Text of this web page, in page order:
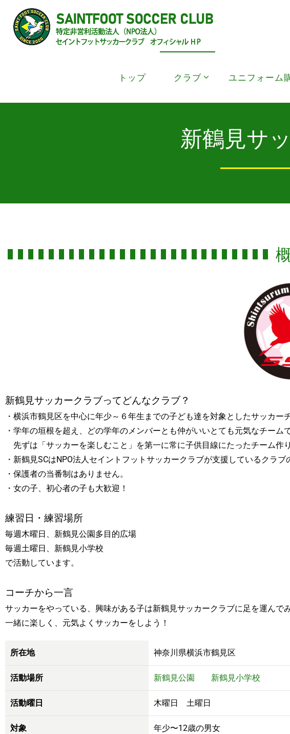
トップ クラブ ユニフォーム
新鶴見サ
新鶴見サッカークラブってどんなクラブ？
・横浜市鶴見区を中心に年少～６年生までの子ども達を対象としたサッカー
・学年の垣根を超え、どの学年のメンバーとも仲がいいとても元気なチームで
先ずは「サッカーを楽しむこと」を第一に常に子供目線にたったチーム作
・新鶴見SCはNPO法人セイントフットサッカークラブが支援しているクラブ
・保護者の当番制はありません。
・女の子、初心者の子も大歓迎！
練習日・練習場所
毎週木曜日、新鶴見公園多目的広場
毎週土曜日、新鶴見小学校
で活動しています。
コーチから一言
サッカーをやっている、興味がある子は新鶴見サッカークラブに足を運んで
一緒に楽しく、元気よくサッカーをしよう！
所在地 神奈川県横浜市鶴見区
活動場所 新鶴見公園 新鶴見小学校
活動曜日 木曜日 土曜日
対象 年少〜12歳の男女